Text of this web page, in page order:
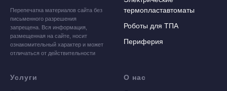
Перепечатка материалов сайта без
письменного разрешения
запрещена. Вся информация,
размещенная на сайте, носит
ознакомительный характер и может
отличаться от действительности
термопластавтоматы
Роботы для ТПА
Периферия
Услуги О нас